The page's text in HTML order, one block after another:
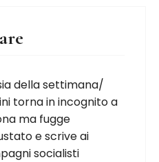
della settimana/
torna in incognito a
ma fugge
e scrive ai
socialisti